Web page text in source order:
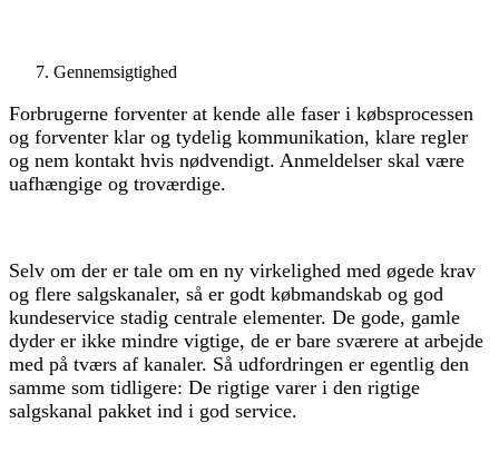
Gennemsigtighed
Forbrugerne forventer at kende alle faser i købsprocessen
og forventer klar og tydelig kommunikation, klare regler
og nem kontakt hvis nødvendigt. Anmeldelser skal være
uafhængige og troværdige.
Selv om der er tale om en ny virkelighed med øgede krav
og flere salgskanaler, så er godt købmandskab og god
kundeservice stadig centrale elementer. De gode, gamle
dyder er ikke mindre vigtige, de er bare sværere at arbejde
med på tværs af kanaler. Så udfordringen er egentlig den
samme som tidligere: De rigtige varer i den rigtige
salgskanal pakket ind i god service.